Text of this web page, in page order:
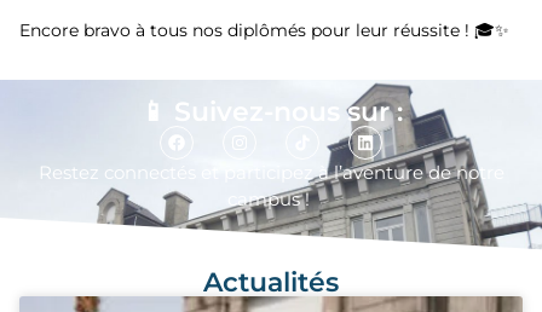
Encore bravo à tous nos diplômés pour leur réussite ! 🎓✨
📱 Suivez-nous sur :
Restez connect s et participezàl’aventure de notre
campus !
Actualités